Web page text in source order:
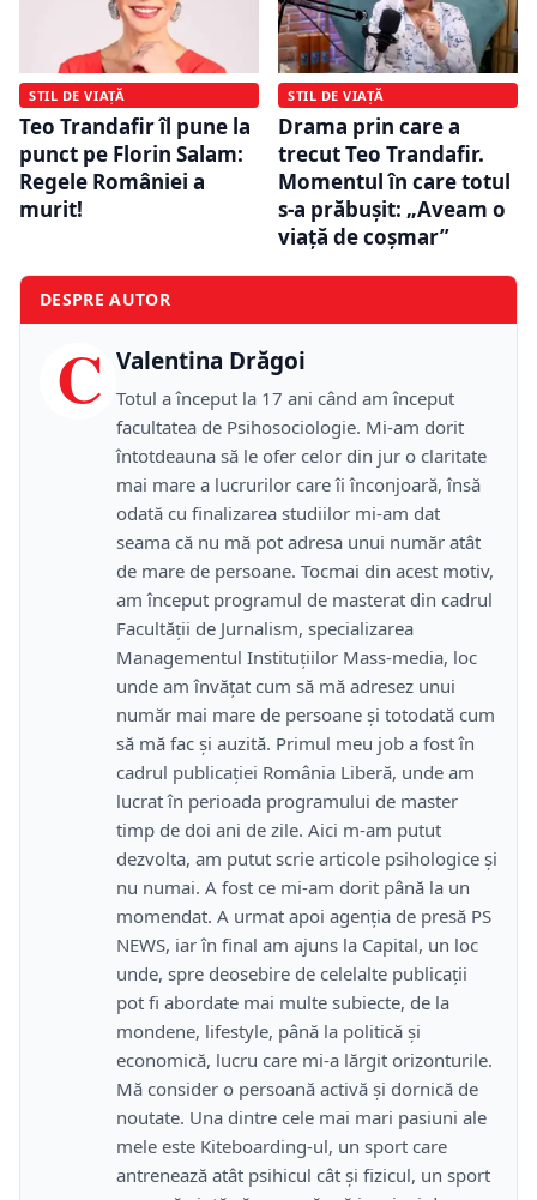
STIL DE VIAȚĂ
Teo Trandafir îl pune la
punct pe Florin Salam:
Regele României a
murit!
STIL DE VIAȚĂ
Drama prin care a
trecut Teo Trandafir.
Momentul în care totul
s-a prăbușit: „Aveam o
viață de coșmar”
DESPRE AUTOR
C Valentina Drăgoi
Totul a început la 17 ani când am început
facultatea de Psihosociologie. Mi-am dorit
întotdeauna să le ofer celor din jur o claritate
mai mare a lucrurilor care îi înconjoară, însă
odată cu finalizarea studiilor mi-am dat
seama că nu mă pot adresa unui număr atât
de mare de persoane. Tocmai din acest motiv,
am început programul de masterat din cadrul
Facultății de Jurnalism, specializarea
Managementul Instituțiilor Mass-media, loc
unde am învățat cum să mă adresez unui
număr mai mare de persoane și totodată cum
să mă fac și auzită. Primul meu job a fost în
cadrul publicației România Liberă, unde am
lucrat în perioada programului de master
timp de doi ani de zile. Aici m-am putut
dezvolta, am putut scrie articole psihologice și
nu numai. A fost ce mi-am dorit până la un
momendat. A urmat apoi agenția de presă PS
NEWS, iar în final am ajuns la Capital, un loc
unde, spre deosebire de celelalte publicații
pot fi abordate mai multe subiecte, de la
mondene, lifestyle, până la politică și
economică, lucru care mi-a lărgit orizonturile.
Mă consider o persoană activă și dornică de
noutate. Una dintre cele mai mari pasiuni ale
mele este Kiteboarding-ul, un sport care
antrenează atât psihicul cât și fizicul, un sport